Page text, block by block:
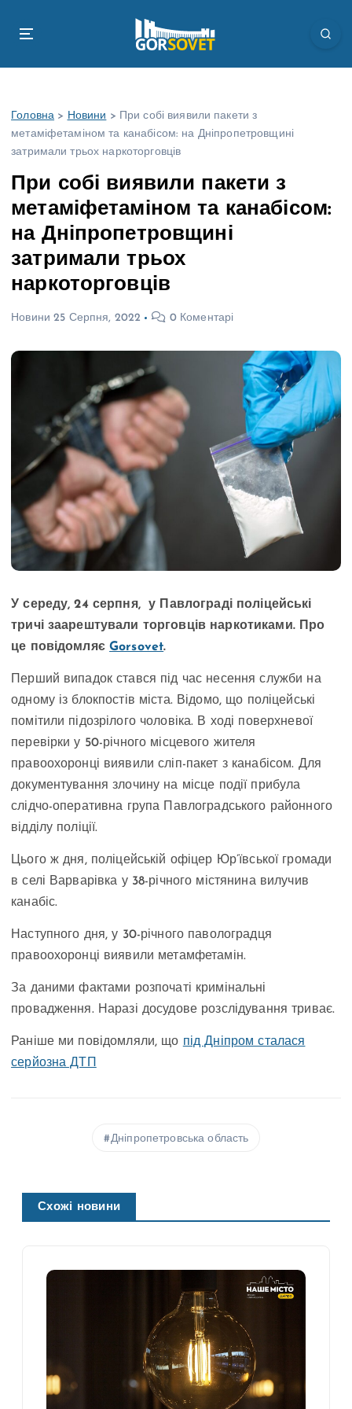
Головна > Новини >
При собі виявили пакети з
метаміфетаміном та канабісом: на Дніпропетровщині
затримали трьох наркоторговців
При собі виявили пакети з
метаміфетаміном та канабісом:
на Дніпропетровщині
затримали трьох
наркоторговців
Новини 25 Серпня, 2022 0 Коментарі
У середу, 24 серпня, у Павлограді поліцейські
тричі заарештували торговців наркотиками. Про
це повідомляєGorsovet.
Перший випадок стався під час несення служби на
одному із блокпостів міста. Відомо, що поліцейські
помітили підозрілого чоловіка. В ході поверхневої
перевірки у 50-річного місцевого жителя
правоохоронці виявили сліп-пакет з канабісом. Для
документування злочину на місце події прибула
слідчо-оперативна група Павлоградського районного
відділу поліції.
Цього ж дня, поліцейській офіцер Юр’ївської громади
в селі Варварівка у 38-річного містянина вилучив
канабіс.
Наступного дня, у 30-річного паволоградця
правоохоронці виявили метамфетамін.
За даними фактами розпочаті кримінальні
провадження. Наразі досудове розслідування триває.
Раніше ми повідомляли, що під Дніпром сталася
серйозна ДТП
Дніпропетровська область
Схожі новини